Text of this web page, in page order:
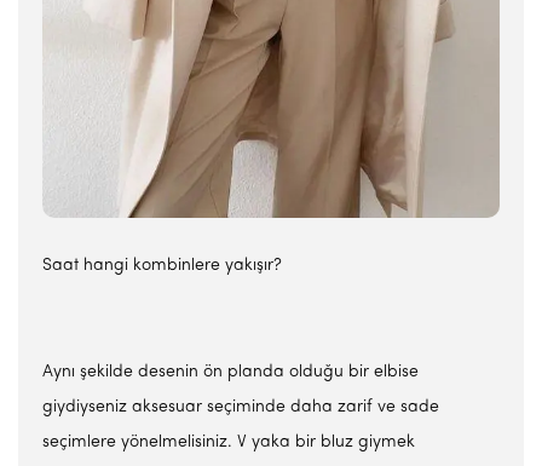
Saat hangi kombinlere yakışır?
Aynı şekilde desenin ön planda olduğu bir elbise
giydiyseniz aksesuar seçiminde daha zarif ve sade
seçimlere yönelmelisiniz. V yaka bir bluz giymek